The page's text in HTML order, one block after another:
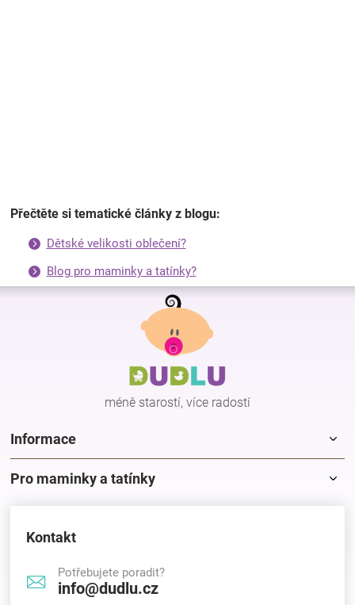
Přečtěte si tematické články z blogu:
Dětské velikosti oblečení?
Blog pro maminky a tatínky?
Z
méně starostí, více radostí
Informace
Pro maminky a tatínky
Kontakt
Potřebujete poradit?
info@dudlu.cz